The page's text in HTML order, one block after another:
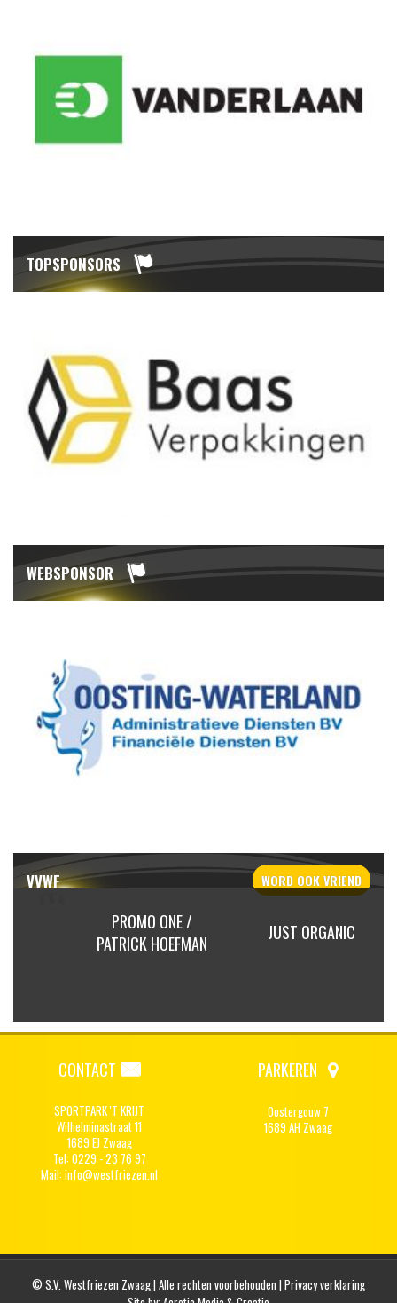
TOPSPONSORS
WEBSPONSOR
VVWF WORD OOKVRIEND
PROMO ONE /
PATRICK HOEFMAN
JUST ORGANIC
CONTACT
SPORTPARK 'T KRIJT
Wilhelminastraat 11
1689 EJ Zwaag
Tel: 0229 - 23 76 97
Mail:info@westfriezen.nl
PARKEREN
Oostergouw 7
1689 AH Zwaag
© S.V. Westfriezen Zwaag | Alle rechten voorbehouden | Privacy verklaring